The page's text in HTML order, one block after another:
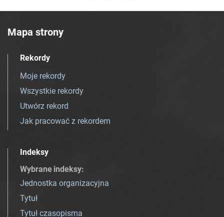
Mapa strony
Rekordy
Moje rekordy
Wszystkie rekordy
Utwórz rekord
Jak pracować z rekordem
Indeksy
Wybrane indeksy:
Jednostka organizacyjna
Tytuł
Tytuł czasopisma